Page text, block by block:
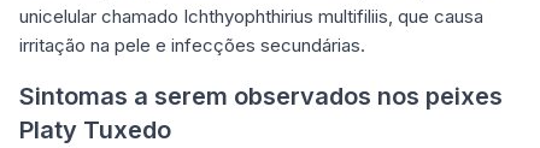
unicelular chamado Ichthyophthirius multifiliis, que causa
irritação na pele e infecções secundárias.
Sintomas a serem observados nos peixes
Platy Tuxedo